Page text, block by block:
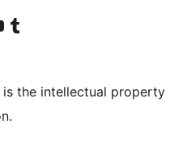
kontokanal
Besøg vores Tumblr-konto
is the intellectual property